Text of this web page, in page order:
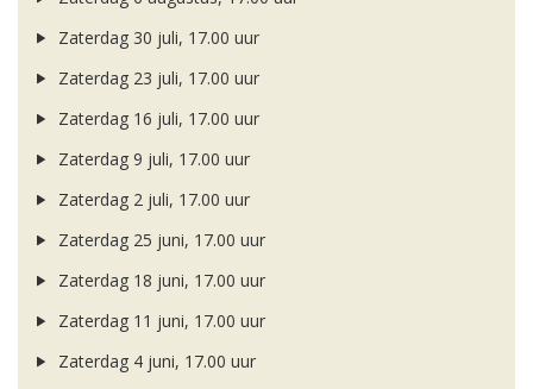
Zaterdag 30 juli, 17.00 uur
Zaterdag 23 juli, 17.00 uur
Zaterdag 16 juli, 17.00 uur
Zaterdag 9 juli, 17.00 uur
Zaterdag 2 juli, 17.00 uur
Zaterdag 25 juni, 17.00 uur
Zaterdag 18 juni, 17.00 uur
Zaterdag 11 juni, 17.00 uur
Zaterdag 4 juni, 17.00 uur